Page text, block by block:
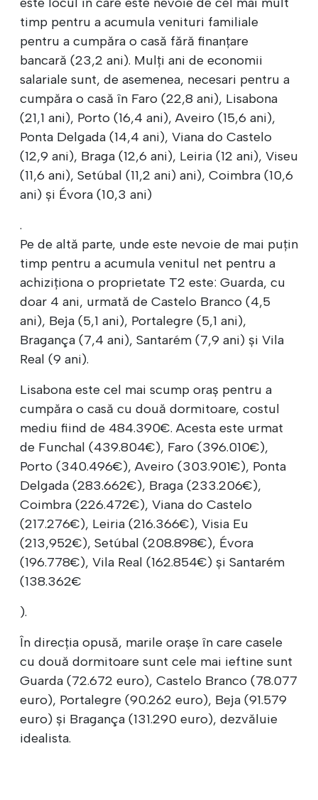
timp pentru a acumula venituri familiale
pentru a cumpăra o casă fără finanțare
bancară (23,2 ani). Mulți ani de economii
salariale sunt, de asemenea, necesari pentru a
cumpăra o casă în Faro (22,8 ani), Lisabona
(21,1 ani), Porto (16,4 ani), Aveiro (15,6 ani),
Ponta Delgada (14,4 ani), Viana do Castelo
(12,9 ani), Braga (12,6 ani), Leiria (12 ani), Viseu
(11,6 ani), Setúbal (11,2 ani) ani), Coimbra (10,6
ani) și Évora (10,3 ani)
.
Pe de altă parte, unde este nevoie de mai puțin
timp pentru a acumula venitul net pentru a
achiziționa o proprietate T2 este: Guarda, cu
doar 4 ani, urmată de Castelo Branco (4,5
ani), Beja (5,1 ani), Portalegre (5,1 ani),
Bragança (7,4 ani), Santarém (7,9 ani) și Vila
Real (9 ani).
Lisabona este cel mai scump oraș pentru a
cumpăra o casă cu două dormitoare, costul
mediu fiind de 484.390€. Acesta este urmat
de Funchal (439.804€), Faro (396.010€),
Porto (340.496€), Aveiro (303.901€), Ponta
Delgada (283.662€), Braga (233.206€),
Coimbra (226.472€), Viana do Castelo
(217.276€), Leiria (216.366€), Visia Eu
(213,952€), Setúbal (208.898€), Évora
(196.778€), Vila Real (162.854€) și Santarém
(138.362€
).
În direcția opusă, marile orașe în care casele
cu două dormitoare sunt cele mai ieftine sunt
Guarda (72.672 euro), Castelo Branco (78.077
euro), Portalegre (90.262 euro), Beja (91.579
euro) și Bragança (131.290 euro), dezvăluie
idealista.